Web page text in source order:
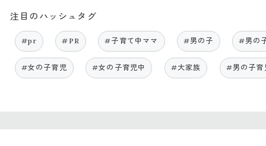
注目のハッシュタグ
#pr #PR #子育て中ママ #男の子 #男の
#女の子育児 #女の子育児中 #大家族 #男の子育